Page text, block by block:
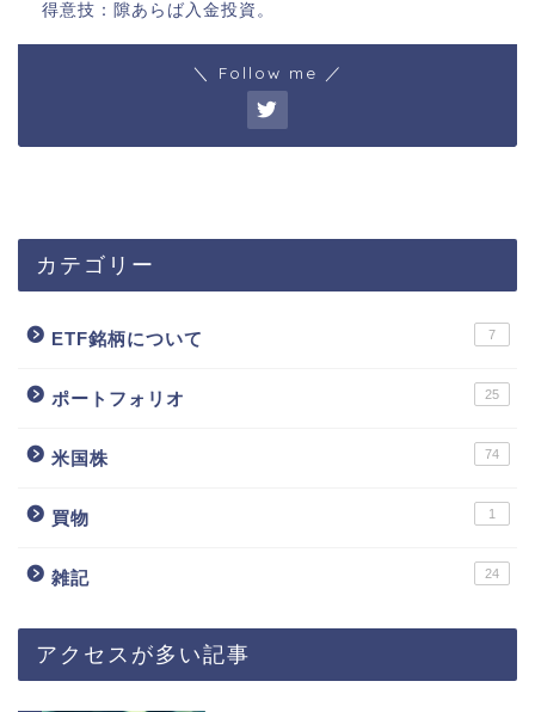
得意技：隙あらば入金投資。
＼ Follow me ／
カテゴリー
ETF銘柄について 7
ポートフォリオ 25
米国株 74
買物 1
雑記 24
アクセスが多い記事